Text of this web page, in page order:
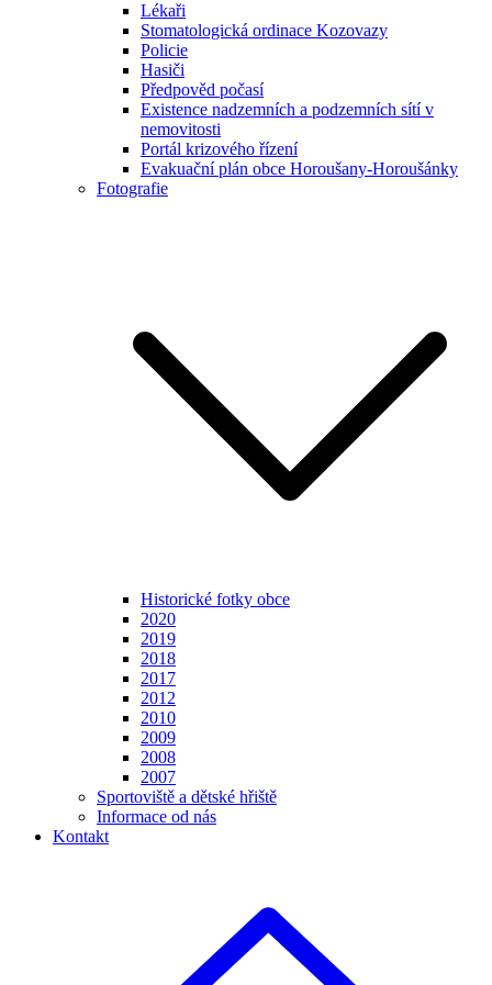
Lékaři
Stomatologická ordinace Kozovazy
Policie
Hasiči
Předpověd počasí
Existence nadzemních a podzemních sítí v
nemovitosti
Portál krizového řízení
Evakuační plán obce Horoušany-Horoušánky
Fotografie
Historické fotky obce
2020
2019
2018
2017
2012
2010
2009
2008
2007
Sportoviště a dětské hřiště
Informace od nás
Kontakt